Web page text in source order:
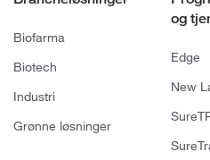
Biofarma
Biotech
Industri
Grønne løsninger
og
Edge
New